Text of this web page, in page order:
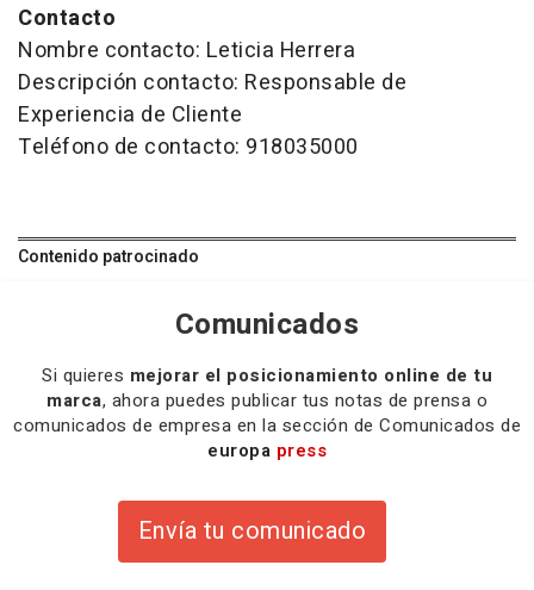
Contacto
Nombre contacto: Leticia Herrera
Descripción contacto: Responsable de
Experiencia de Cliente
Teléfono de contacto: 918035000
Contenido patrocinado
Comunicados
Si quieres mejorar el posicionamiento online de tu
marca, ahora puedes publicar tus notas de prensa o
comunicados de empresa en la sección de Comunicados de
europa press
Envía tu comunicado